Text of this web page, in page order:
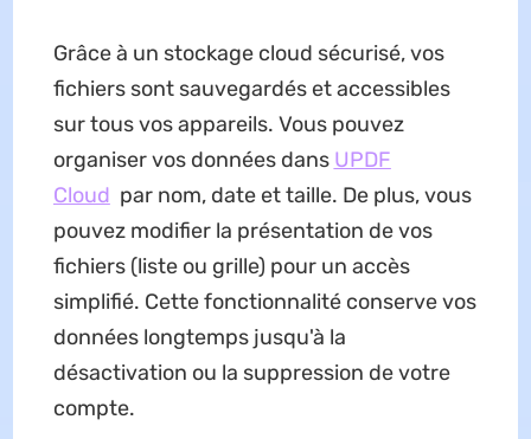
Grâce à un stockage cloud sécurisé, vos
fichiers sont sauvegardés et accessibles
sur tous vos appareils. Vous pouvez
organiser vos données dans UPDF
Cloud par nom, date et taille. De plus, vous
pouvez modifier la présentation de vos
fichiers (liste ou grille) pour un accès
simplifié. Cette fonctionnalité conserve vos
données longtemps jusqu'à la
désactivation ou la suppression de votre
compte.